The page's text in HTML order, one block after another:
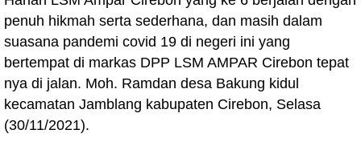
penuh hikmah serta sederhana, dan masih dalam
suasana pandemi covid 19 di negeri ini yang
bertempat di markas DPP LSM AMPAR Cirebon tepat
nya di jalan. Moh. Ramdan desa Bakung kidul
kecamatan Jamblang kabupaten Cirebon, Selasa
(30/11/2021).